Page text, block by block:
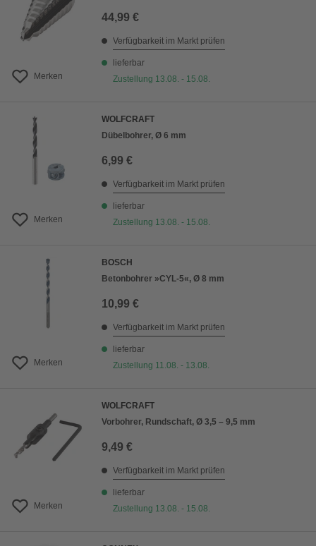
Merken
44,99 €
Verfügbarkeit im Markt prüfen
lieferbar
Zustellung 13.08. - 15.08.
Merken
WOLFCRAFT
Dübelbohrer, Ø 6 mm
6,99 €
Verfügbarkeit im Markt prüfen
lieferbar
Zustellung 13.08. - 15.08.
Merken
BOSCH
Betonbohrer »CYL-5«, Ø 8 mm
10,99 €
Verfügbarkeit im Markt prüfen
lieferbar
Zustellung 11.08. - 13.08.
Merken
WOLFCRAFT
Vorbohrer, Rundschaft, Ø 3,5 – 9,5 mm
9,49 €
Verfügbarkeit im Markt prüfen
lieferbar
Zustellung 13.08. - 15.08.